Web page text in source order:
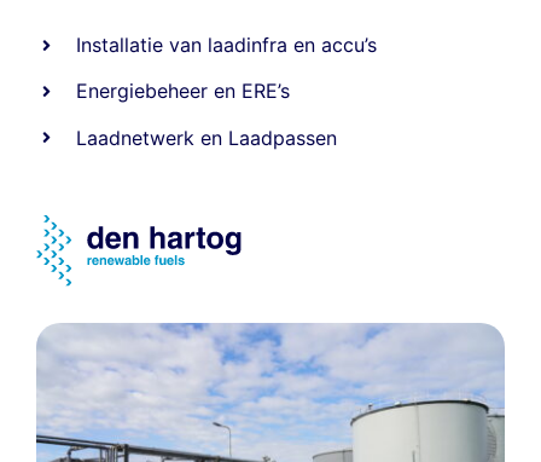
Installatie van laadinfra en accu’s
Energiebeheer en ERE’s
Laadnetwerk en Laadpassen